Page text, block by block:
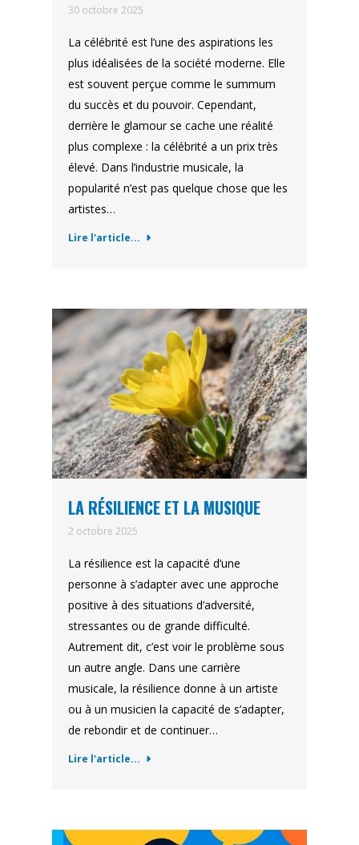
30 octobre 2025
La célébrité est l’une des aspirations les
plus idéalisées de la société moderne. Elle
est souvent perçue comme le summum
du succès et du pouvoir. Cependant,
derrière le glamour se cache une réalité
plus complexe : la célébrité a un prix très
élevé. Dans l’industrie musicale, la
popularité n’est pas quelque chose que les
artistes…
Lire l'article...
LA RÉSILIENCE ET LA MUSIQUE
2 octobre 2025
La résilience est la capacité d’une
personne à s’adapter avec une approche
positive à des situations d’adversité,
stressantes ou de grande difficulté.
Autrement dit, c’est voir le problème sous
un autre angle. Dans une carrière
musicale, la résilience donne à un artiste
ou à un musicien la capacité de s’adapter,
de rebondir et de continuer…
Lire l'article...